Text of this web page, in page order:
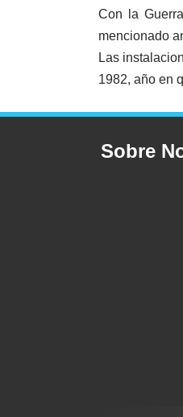
Con la
mencionado
Las
1982, año en
Sobre